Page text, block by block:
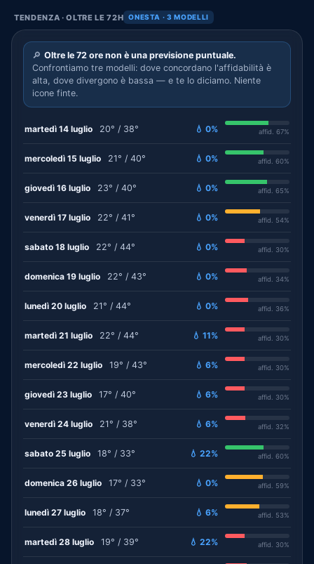
TENDENZA · OLTRE LE 72H ONESTA · 3 MODELLI
🔎 Oltre le 72 ore non è una previsione puntuale.
Confrontiamo tre modelli: dove concordano l'affidabilità è
alta, dove divergono è bassa — e te lo diciamo. Niente
icone finte.
martedì 14 luglio 20° / 38° 💧 0% affid. 67%
mercoledì 15 luglio 21° / 40° 💧 0% affid. 60%
giovedì 16 luglio 23° / 40° 💧 0% affid. 65%
venerdì 17 luglio 22° / 41° 💧 0% affid. 54%
sabato 18 luglio 22° / 44° 💧 0% affid. 30%
domenica 19 luglio 22° / 43° 💧 0% affid. 34%
lunedì 20 luglio 21° / 44° 💧 0% affid. 36%
martedì 21 luglio 22° / 44° 💧 11% affid. 30%
mercoledì 22 luglio 19° / 43° 💧 6% affid. 30%
giovedì 23 luglio 17° / 40° 💧 6% affid. 30%
venerdì 24 luglio 21° / 38° 💧 6% affid. 32%
sabato 25 luglio 18° / 33° 💧 22% affid. 60%
domenica 26 luglio 17° / 33° 💧 0% affid. 59%
lunedì 27 luglio 18° / 37° 💧 6% affid. 53%
martedì 28 luglio 19° / 39° 💧 22% affid. 30%